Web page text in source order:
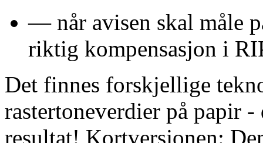
— når avisen skal måle
riktig kompensasjon i
Det finnes forskjellige
rastertoneverdier på papir
resultat! Kortversjonen: